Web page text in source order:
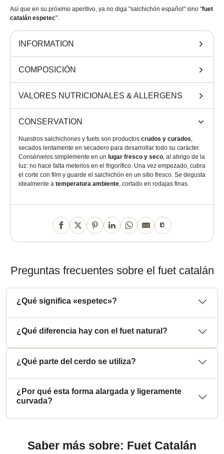
Así que en su próximo aperitivo, ya no diga "salchichón español" sino "fuet
catalán espetec".
INFORMATION
COMPOSICIÓN
VALORES NUTRICIONALES & ALLERGENS
CONSERVATION
Nuestros salchichones y fuets son productos crudos y curados,
secados lentamente en secadero para desarrollar todo su carácter.
Consérvelos simplemente en un lugar fresco y seco, al abrigo de la
luz: no hace falta meterlos en el frigorífico. Una vez empezado, cubra
el corte con film y guarde el salchichón en un sitio fresco. Se degusta
idealmente a temperatura ambiente, cortado en rodajas finas.
Preguntas frecuentes sobre el fuet catalán
¿Qué significa «espetec»?
¿Qué diferencia hay con el fuet natural?
¿Qué parte del cerdo se utiliza?
¿Por qué esta forma alargada y ligeramente
curvada?
Saber más sobre: Fuet Catalán